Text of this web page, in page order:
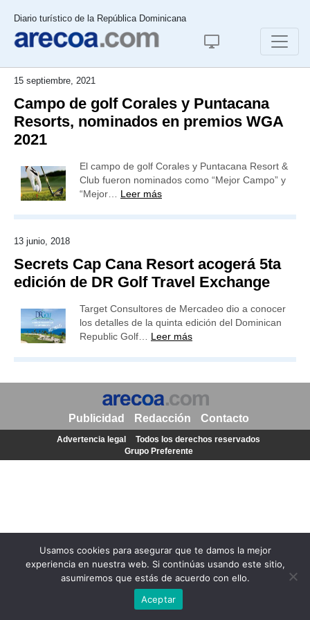
Diario turístico de la República Dominicana
15 septiembre, 2021
Campo de golf Corales y Puntacana
Resorts, nominados en premios WGA
2021
El campo de golf Corales y Puntacana Resort &
Club fueron nominados como “Mejor Campo” y
“Mejor… Leer más
13 junio, 2018
Secrets Cap Cana Resort acogerá 5ta
edición de DR Golf Travel Exchange
Target Consultores de Mercadeo dio a conocer
los detalles de la quinta edición del Dominican
Republic Golf… Leer más
Usamos cookies para asegurar que te damos la mejor
experiencia en nuestra web. Si continúas usando este sitio,
asumiremos que estás de acuerdo con ello.
Aceptar
Publicidad Redacción Contacto
Advertencia legal
Todos los derechos reservados
Grupo Preferente